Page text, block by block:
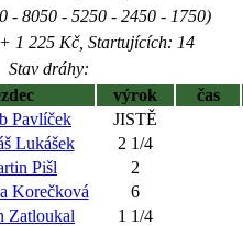
- 8050 - 5250 - 2450 - 1750)
1 225 Kč, Startujících: 14
Stav dráhy:
výrok čas
Pavlíček JISTĚ
Lukášek 2 1/4
Pišl 2
Korečková 6
Zatloukal 1 1/4